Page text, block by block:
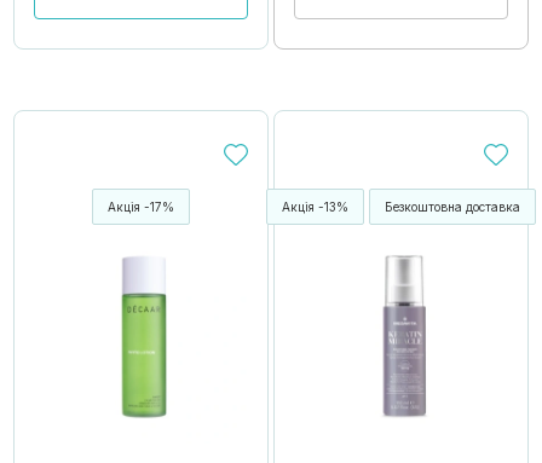
Акція -17% Акція -13% Безкоштовна доставка